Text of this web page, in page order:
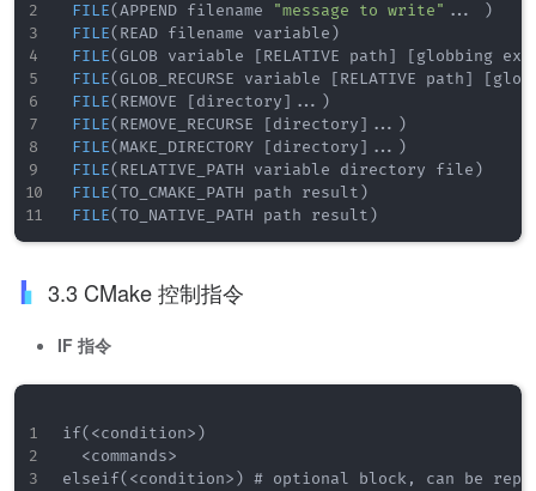
FILE(APPEND filename "message to write" ...
)
FILE( READ filename variable )
FILE(GLOB variable [RELATIVE path] [globbing
FILE(GLOB_RECURSE variable [RELATIVE path] [
FILE( REMOVE [directory] ... )
FILE( REMOVE_RECURSE [directory] ... )
FILE(MAKE_DIRECTORY [directory] ... )
FILE( RELATIVE_PATH variable directory file )
FILE(TO_CMAKE_PATH path result )
FILE(TO_NATIVE_PATH path result )
3.3 CMake 控制指令
IF 指令
if(<condition>)
  <commands>
elseif(<condition>) # optional block, can be